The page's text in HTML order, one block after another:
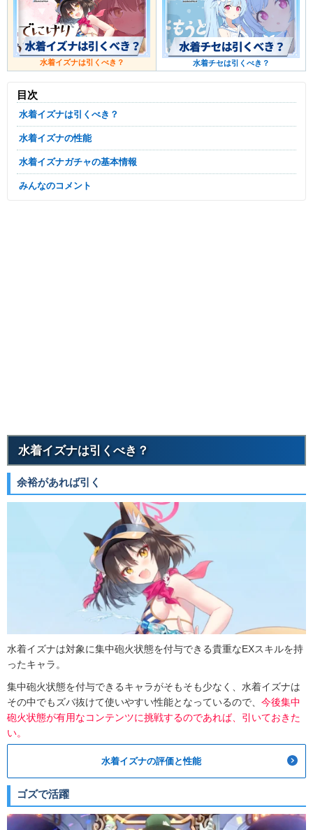
水着イズナは引くべき？ 水着チセは引くべき？
目次
水着イズナは引くべき？
水着イズナの性能
水着イズナガチャの基本情報
みんなのコメント
水着イズナは引くべき？
余裕があれば引く
水着イズナは対象に集中砲火状態を付与できる貴重なEXスキルを持
ったキャラ。
集中砲火状態を付与できるキャラがそもそも少なく、水着イズナは
その中でもズバ抜けて使いやすい性能となっているので、 今後集中
砲火状態が有用なコンテンツに挑戦するのであれば、引いておきた
い。
水着イズナの評価と性能
ゴズで活躍